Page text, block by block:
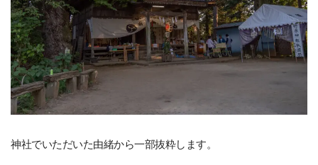
神社でいただいた由緒から一部抜粋します。